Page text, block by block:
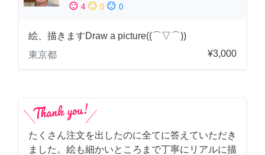
sentiment_satisfied 4 sentiment_neutral 0 sentiment_dissatisfied 0
絵、描きますDraw a picture((⌒▽⌒))
東京都
¥3,000
たくさん注文を出したのに全てに答えていただき
ました。絵も細かいところまで丁寧にリアルに描